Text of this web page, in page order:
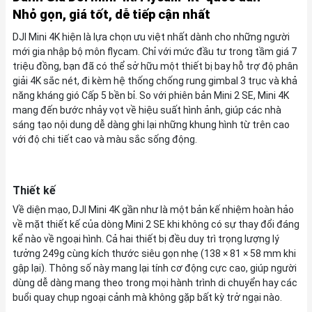
Nhỏ gọn, giá tốt, dễ tiếp cận nhất
DJI Mini 4K hiện là lựa chọn ưu việt nhất dành cho những người
mới gia nhập bộ môn flycam. Chỉ với mức đầu tư trong tầm giá 7
triệu đồng, bạn đã có thể sở hữu một thiết bị bay hỗ trợ độ phân
giải 4K sắc nét, đi kèm hệ thống chống rung gimbal 3 trục và khả
năng kháng gió Cấp 5 bền bỉ. So với phiên bản Mini 2 SE, Mini 4K
mang đến bước nhảy vọt về hiệu suất hình ảnh, giúp các nhà
sáng tạo nội dung dễ dàng ghi lại những khung hình từ trên cao
với độ chi tiết cao và màu sắc sống động.
Thiết kế
Về diện mạo, DJI Mini 4K gần như là một bản kế nhiệm hoàn hảo
về mặt thiết kế của dòng Mini 2 SE khi không có sự thay đổi đáng
kể nào về ngoại hình. Cả hai thiết bị đều duy trì trọng lượng lý
tưởng 249g cùng kích thước siêu gọn nhẹ (138 × 81 × 58 mm khi
gập lại). Thông số này mang lại tính cơ động cực cao, giúp người
dùng dễ dàng mang theo trong mọi hành trình di chuyển hay các
buổi quay chụp ngoại cảnh mà không gặp bất kỳ trở ngại nào.